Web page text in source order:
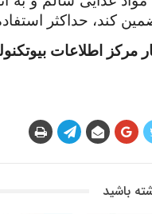
کند، حداکثر
مرکز اطلاعات
باشید